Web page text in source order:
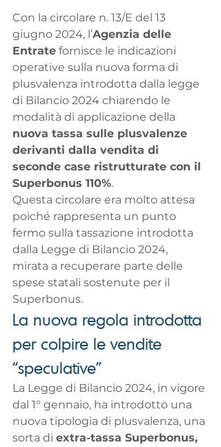
Con la circolare n. 13/E del 13
giugno 2024, l’Agenzia delle
Entrate fornisce le indicazioni
operative sulla nuova forma di
plusvalenza introdotta dalla legge
di Bilancio 2024 chiarendo le
modalità di applicazione della
nuova tassa sulle plusvalenze
derivanti dalla vendita di
seconde case ristrutturate con il
Superbonus 110%.
Questa circolare era molto attesa
poiché rappresenta un punto
fermo sulla tassazione introdotta
dalla Legge di Bilancio 2024,
mirata a recuperare parte delle
spese statali sostenute per il
Superbonus.
La nuova regola introdotta
per colpire le vendite
“speculative”
La Legge di Bilancio 2024, in vigore
dal 1° gennaio, ha introdotto una
nuova tipologia di plusvalenza, una
sorta di extra-tassa Superbonus,